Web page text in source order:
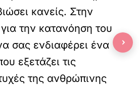
κανείς. Στην
την κατανόηση του
σας ενδιαφέρει ένα
εξετάζει τις
της ανθρώπινης
›